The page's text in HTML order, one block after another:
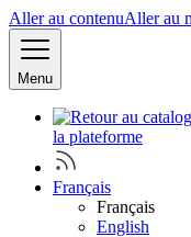
Aller au contenuAller au
Menu
la plateforme
Français
Français
English